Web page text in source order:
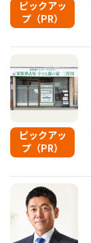
ピックアッ
プ（PR）
ピックアッ
プ（PR）